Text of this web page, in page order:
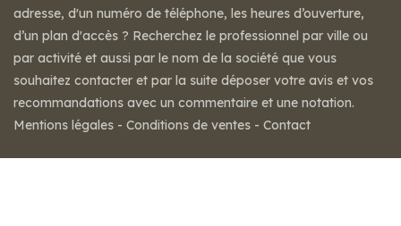
adresse, d'un numéro de téléphone, les heures d’ouverture,
d’un plan d'accès ? Recherchez le professionnel par ville ou
par activité et aussi par le nom de la société que vous
souhaitez contacter et par la suite déposer votre avis et vos
recommandations avec un commentaire et une notation.
Mentions légales - Conditions de ventes - Contact